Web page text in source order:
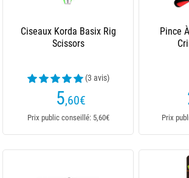
Ciseaux Korda Basix Rig
Scissors
(3 avis)
5,60€
Prix public conseillé: 5,60€
Pince
Prix